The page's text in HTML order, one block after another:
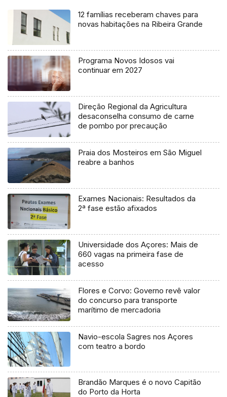
12 famílias receberam chaves para
novas habitações na Ribeira Grande
Programa Novos Idosos vai
continuar em 2027
Direção Regional da Agricultura
desaconselha consumo de carne
de pombo por precaução
Praia dos Mosteiros em São Miguel
reabre a banhos
Exames Nacionais: Resultados da
2ª fase estão afixados
Universidade dos Açores: Mais de
660 vagas na primeira fase de
acesso
Flores e Corvo: Governo revê valor
do concurso para transporte
marítimo de mercadoria
Navio-escola Sagres nos Açores
com teatro a bordo
Brandão Marques é o novo Capitão
do Porto da Horta